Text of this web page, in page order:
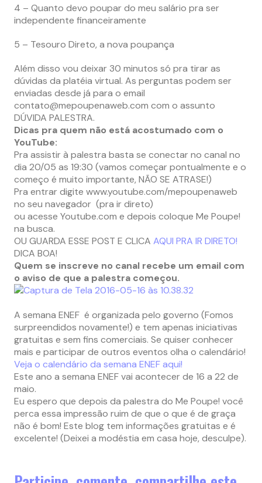
4 – Quanto devo poupar do meu salário pra ser
independente financeiramente
5 – Tesouro Direto, a nova poupança
Além disso vou deixar 30 minutos só pra tirar as
dúvidas da platéia virtual. As perguntas podem ser
enviadas desde já para o email
contato@mepoupenaweb.com com o assunto
DÚVIDA PALESTRA.
Dicas pra quem não está acostumado com o
YouTube:
Pra assistir à palestra basta se conectar no canal no
dia 20/05 as 19:30 (vamos começar pontualmente e o
começo é muito importante, NÃO SE ATRASE!)
Pra entrar digite www.youtube.com/mepoupenaweb
no seu navegador (pra ir direto)
ou acesse Youtube.com e depois coloque Me Poupe!
na busca.
OU GUARDA ESSE POST E CLICA AQUI PRA IR DIRETO!
DICA BOA!
Quem se inscreve no canal recebe um email com
o aviso de que a palestra começou.
A semana ENEF é organizada pelo governo (Fomos
surpreendidos novamente!) e tem apenas iniciativas
gratuitas e sem fins comerciais. Se quiser conhecer
mais e participar de outros eventos olha o calendário!
Veja o calendário da semana ENEF aqui!
Este ano a semana ENEF vai acontecer de 16 a 22 de
maio.
Eu espero que depois da palestra do Me Poupe! você
perca essa impressão ruim de que o que é de graça
não é bom! Este blog tem informações gratuitas e é
excelente! (Deixei a modéstia em casa hoje, desculpe).